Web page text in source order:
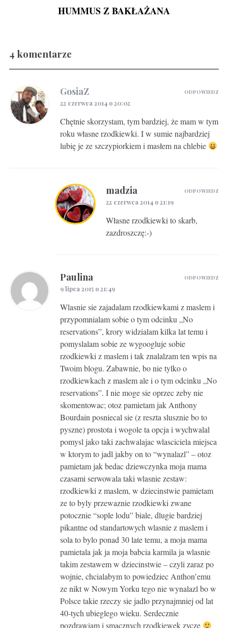
HUMMUS Z BAKŁAŻANA
4 komentarze
GosiaZ
22 czerwca 2014 o 20:02
Chętnie skorzystam, tym bardziej, że mam w tym
roku własne rzodkiewki. I w sumie najbardziej
lubię je ze szczypiorkiem i masłem na chlebie
ODPOWIEDZ
madzia
22 czerwca 2014 o 21:19
Własne rzodkiewki to skarb,
zazdroszczę:-)
ODPOWIEDZ
Paulina
9 lipca 2015 o 21:49
Wlasnie sie zajadalam rzodkiewkami z maslem i
przypomnialam sobie o tym odcinku „No
reservations”, krory widzialam kilka lat temu i
pomyslalam sobie ze wygoogluje sobie
rzodkiewki z maslem i tak znalalzam ten wpis na
Twoim blogu. Zabawnie, bo nie tylko o
rzodkiewkach z maslem ale i o tym odcinku „No
reservations”. I nie moge sie oprzec zeby nie
skomentowac; otoz pamietam jak Anthony
Bourdain posniecal sie (z reszta slusznie bo to
pyszne) prostota i wogole ta opcja i wychwalal
pomysl jako taki zachwalajac wlasciciela miejsca
w ktorym to jadl jakby on to “wynalazl” – otoz
pamietam jak bedac dziewczynka moja mama
czasami serwowala taki wlasnie zestaw:
rzodkiewki z maslem, w dziecinstwie pamietam
ze to byly przewaznie rzodkiewki zwane
potocznie “sople lodu” biale, dlugie bardziej
pikantne od standartowych wlasnie z maslem i
sola to bylo ponad 30 late temu, a moja mama
pamietala jak ja moja babcia karmila ja wlasnie
takim zestawem w dziecinstwie – czyli zaraz po
wojnie, chcialabym to powiedziec Anthon’emu
ze nikt w Nowym Yorku tego nie wynalazl bo w
Polsce takie rzeczy sie jadlo przynajmniej od lat
40-tych ubieglego wieku. Serdecznie
pozdrawiam i smacznych rzodkiewek zycze
ODPOWIEDZ